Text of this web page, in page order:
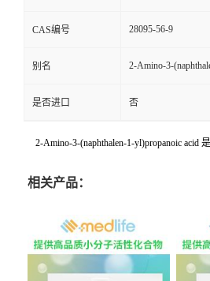
CAS编号 28095-56-9
别名 2-Amino-3-
是否进口 否
2-Amino-3-(naphthalen-1-yl)propanoic acid
相关产品：